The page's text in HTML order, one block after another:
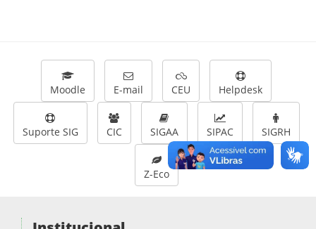
Moodle E-mail CEU Helpdesk
Suporte SIG CIC SIGAA SIPAC SIGRH
Z-Eco